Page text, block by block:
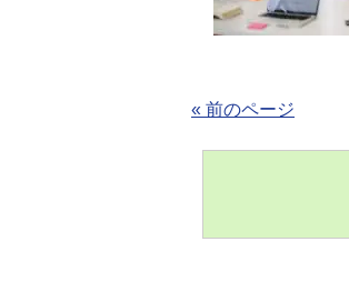
« 前のページ